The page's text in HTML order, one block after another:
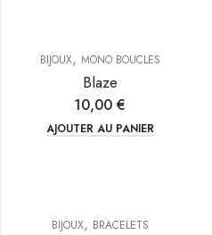
BIJOUX, MONO BOUCLES
Blaze
10,00 €
AJOUTER AU PANIER
BIJOUX, BRACELETS